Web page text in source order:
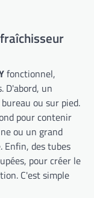
fonctionnel,
D'abord, un
ou sur pied.
pour contenir
ou un grand
des tubes
pour créer le
C'est simple